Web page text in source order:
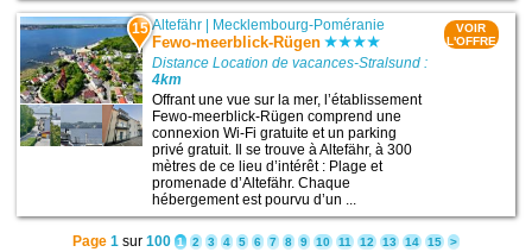
15 Altefähr Mecklembourg-Poméranie
Fewo-meerblick-Rügen
Distance Location de vacances-Stralsund :
4km
Offrant une vue sur la mer, l’établissement
Fewo-meerblick-Rügen comprend une
connexion Wi-Fi gratuite et un parking
privé gratuit. Il se trouve à Altefähr, à 300
mètres de ce lieu d’intérêt : Plage et
promenade d’Altefähr. Chaque
hébergement est pourvu d’un ...
VOIR
L'OFFRE
Page 1 sur 100 1 2 3 4 5 6 7 8 9 10 11 12 13 14 15 >